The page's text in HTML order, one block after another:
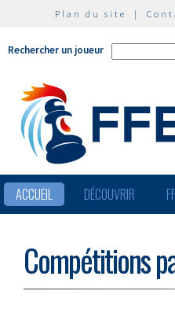
Plan du site |
Rechercher un joueur
ACCUEIL DÉCOUVRIR
Compétitions